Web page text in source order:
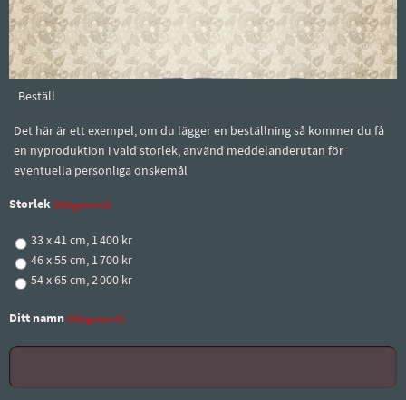
Beställ
Det här är ett exempel, om du lägger en beställning så kommer du få
en nyproduktion i vald storlek, använd meddelanderutan för
eventuella personliga önskemål
Storlek (Obligatorisk)
33 x 41 cm, 1 400 kr
46 x 55 cm, 1 700 kr
54 x 65 cm, 2 000 kr
Ditt namn (Obligatorisk)